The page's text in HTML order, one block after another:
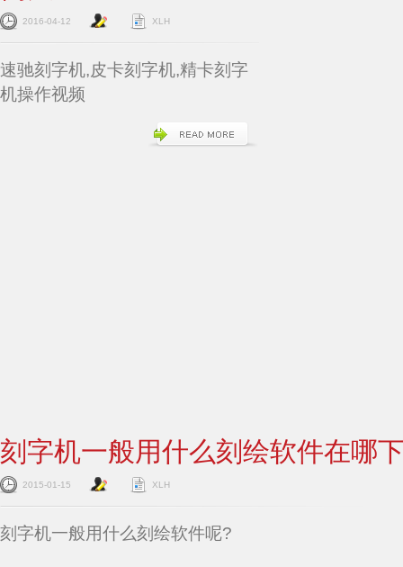
2016-04-12 XLH
速驰刻字机,皮卡刻字机,精卡刻字
机操作视频
刻字机一般用什么刻绘软件在哪
2015-01-15 XLH
刻字机一般用什么刻绘软件呢?